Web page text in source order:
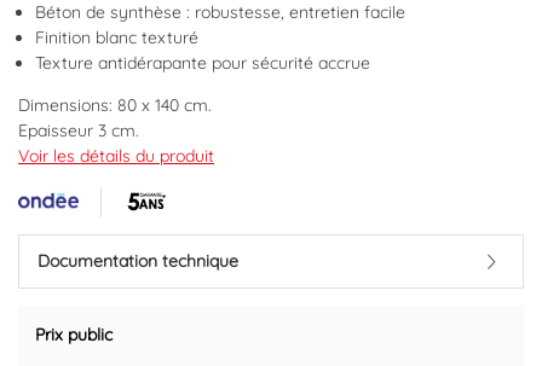
Béton de synthèse : robustesse, entretien facile
Finition blanc texturé
Texture antidérapante pour sécurité accrue
Dimensions: 80 x 140 cm.
Epaisseur 3 cm.
Finition: blanc.
configurations.
Béton de synthèse blanc : mélange de particules de quartz, de
résine et de carbonate de calcium, pour une très grande solidité
et stabilité.
Evacuation en coin.
Voir les détails du produit
Documentation technique
Prix public